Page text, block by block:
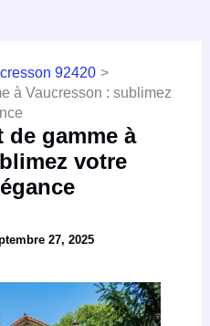
92420
à Vaucresson : sublimez
gamme à
votre
27, 2025